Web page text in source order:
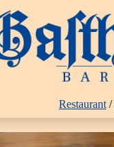
Restaurant /